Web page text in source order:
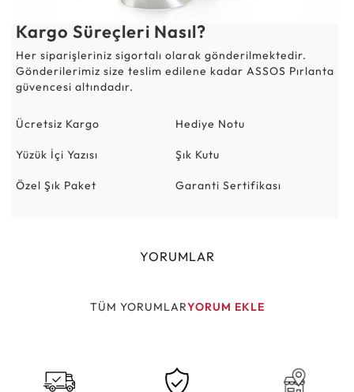
Kargo Süreçleri Nasıl?
Her siparişleriniz sigortalı olarak gönderilmektedir.
Gönderilerimiz size teslim edilene kadar ASSOS Pırlanta
güvencesi altındadır.
Ücretsiz Kargo Hediye Notu
Yüzük İçi Yazısı Şık Kutu
Özel Şık Paket Garanti Sertifikası
YORUMLAR
TÜM YORUMLARYORUM EKLE